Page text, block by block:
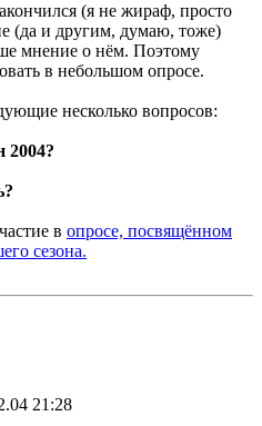
(я не жираф, просто
(да и другим, думаю, тоже)
мнение о нём. Поэтому
в небольшом опросе.
несколько вопросов:
2004?
в опросе, посвящённом
сезона.
21:28